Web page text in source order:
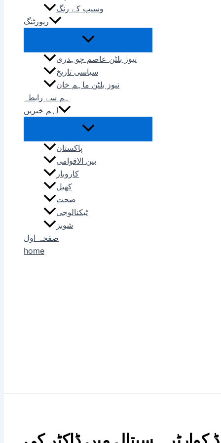
وسیب کے رنگ
رپورٹنگ
نیوز بلٹن عاصم چوہدری
سیاسی تاریخ
نیوز بلٹن ماہم خان
ہم سے رابطہ
اہم خبریں
پاکستان
بین الاقوامی
کاروبار
کھیل
صحت
ٹیکنالوجی
شوبز
صفحہ اول
home